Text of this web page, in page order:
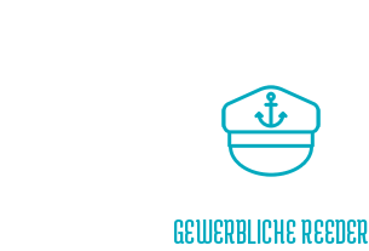
GEWERBLICHE REEDER